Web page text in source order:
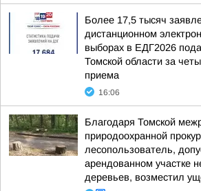
Более 17,5 тысяч
дистанционном
выборах в ЕДГ2026
Томской области за
приема
16:06
Благодаря Томской
природоохранной
лесопользователь,
арендованном участке
деревьев, возместил